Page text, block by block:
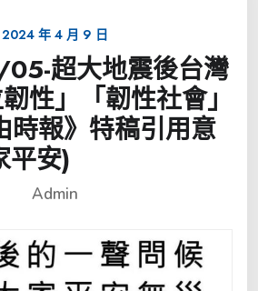
2024 年 4 月 9 日
超大地震後台灣
性」「韌性社會」
時報》特稿引用意
平安)
Admin